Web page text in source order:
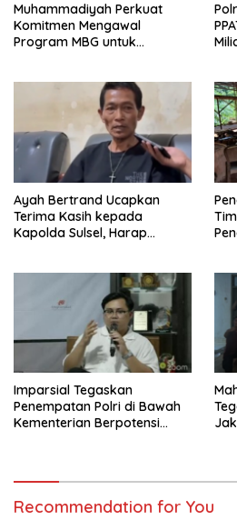
Muhammadiyah Perkuat
Komitmen Mengawal
Program MBG untuk
Ayah Bertrand Ucapkan
Terima Kasih kepada
Kapolda Sulsel, Harap
Imparsial Tegaskan
Penempatan Polri di Bawah
Kementerian Berpotensi
Recommendation for You